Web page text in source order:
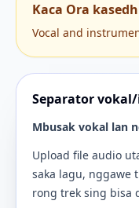
Kaca Ora
Vocal and
Separator
Mbusak vokal lan
Upload file audio
saka lagu, nggawe
rong trek sing bisa